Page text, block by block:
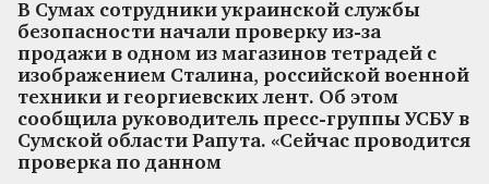
В Сумах сотрудники украинской службы
безопасности начали проверку из-за
продажи в одном из магазинов тетрадей с
изображением Сталина, российской военной
техники и георгиевских лент. Об этом
сообщила руководитель пресс-группы УСБУ в
Сумской области Рапута. «Сейчас проводится
проверка по данном